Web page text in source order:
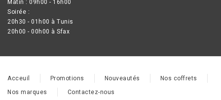
Matin : 09h00 - 16h00
Soirée :
20h30 - 01h00 à Tunis
20h00 - 00h00 à Sfax
Acceuil Promotions Nouveautés
Nos coffrets
Nos marques
Contactez-nous